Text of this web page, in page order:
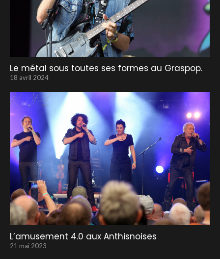
Le métal sous toutes ses formes au Graspop.
18 avril 2024
L’amusement 4.0 aux Anthisnoises
21 mai 2023